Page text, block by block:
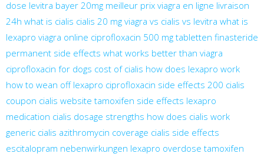
dose levitra bayer 20mg meilleur prix viagra en ligne livraison
24h what is cialis cialis 20 mg viagra vs cialis vs levitra what is
lexapro viagra online ciprofloxacin 500 mg tabletten finasteride
permanent side effects what works better than viagra
ciprofloxacin for dogs cost of cialis how does lexapro work
how to wean off lexapro ciprofloxacin side effects 200 cialis
coupon cialis website tamoxifen side effects lexapro
medication cialis dosage strengths how does cialis work
generic cialis azithromycin coverage cialis side effects
escitalopram nebenwirkungen lexapro overdose tamoxifen